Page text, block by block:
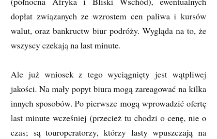
dopłat związanych ze wzrostem cen paliwa i kursów
walut, oraz bankructw biur podróży. Wygląda na to, że
wszyscy czekają na last minute.
Ale już wniosek z tego wyciągnięty jest wątpliwej
jakości. Na mały popyt biura mogą zareagować na kilka
innych sposobów. Po pierwsze mogą wprowadzić ofertę
last minute wcześniej (przecież tu chodzi o cenę, nie o
czas; są touroperatorzy, którzy lasty wpuszczają na